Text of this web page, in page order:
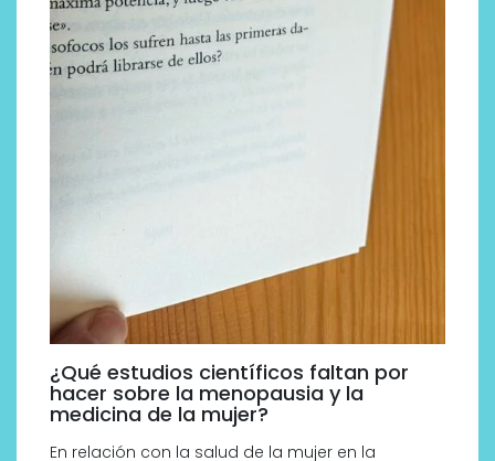
¿Qué estudios científicos faltan por
hacer sobre la menopausia y la
medicina de la mujer?
En relación con la salud de la mujer en la